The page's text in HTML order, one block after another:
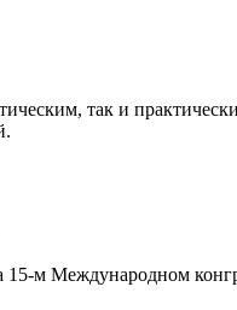
так и
м Международном